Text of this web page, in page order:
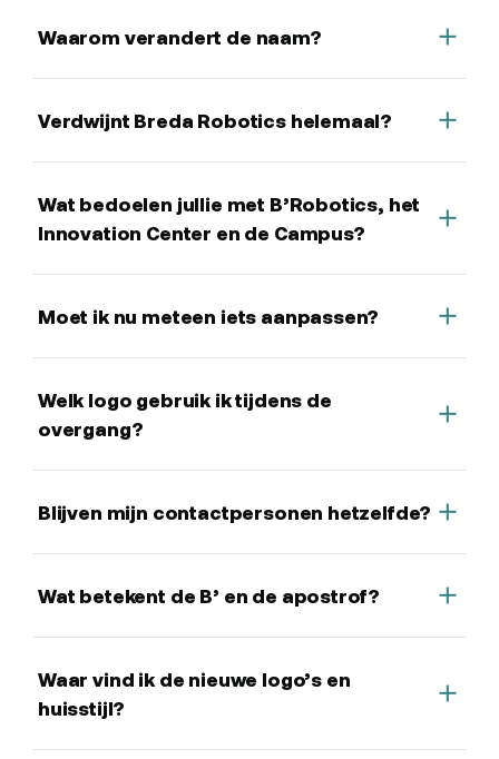
Waarom verandert de naam?
Verdwijnt Breda Robotics helemaal?
Wat bedoelen jullie met B’Robotics, het
Innovation Center en de Campus?
Moet ik nu meteen iets aanpassen?
Welk logo gebruik ik tijdens de
overgang?
Blijven mijn contactpersonen hetzelfde?
Wat betekent de B’ en de apostrof?
Waar vind ik de nieuwe logo’s en
huisstijl?